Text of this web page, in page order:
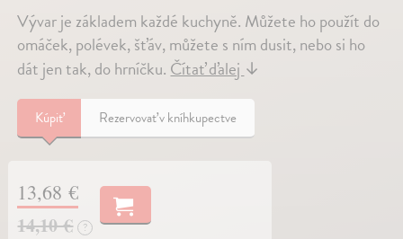
Vývar je základem každé kuchyně. Můžete ho použít do
omáček, polévek, šťáv, můžete s ním dusit, nebo si ho
dát jen tak, do hrníčku. Čítať ďalej ↓
Kúpiť Rezervovať v kníhkupectve
13,68 €
14,10 €
?